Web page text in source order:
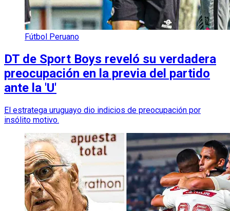
Fútbol Peruano
DT de Sport Boys reveló su verdadera
preocupación en la previa del partido
ante la 'U'
El estratega uruguayo dio indicios de preocupación por
insólito motivo.